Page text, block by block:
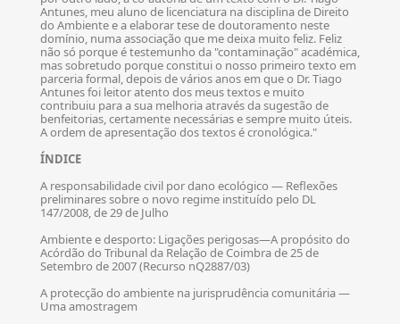
Antunes, meu aluno de licenciatura na disciplina de Direito
do Ambiente e a elaborar tese de doutoramento neste
domínio, numa associação que me deixa muito feliz. Feliz
não só porque é testemunho da "contaminação" académica,
mas sobretudo porque constitui o nosso primeiro texto em
parceria formal, depois de vários anos em que o Dr. Tiago
Antunes foi leitor atento dos meus textos e muito
contribuiu para a sua melhoria através da sugestão de
benfeitorias, certamente necessárias e sempre muito úteis.
A ordem de apresentação dos textos é cronológica."
ÍNDICE
A responsabilidade civil por dano ecológico — Reflexões
preliminares sobre o novo regime instituído pelo DL
147/2008, de 29 de Julho
Ambiente e desporto: Ligações perigosas—A propósito do
Acórdão do Tribunal da Relação de Coimbra de 25 de
Setembro de 2007 (Recurso nQ2887/03)
A protecção do ambiente na jurisprudência comunitária —
Uma amostragem